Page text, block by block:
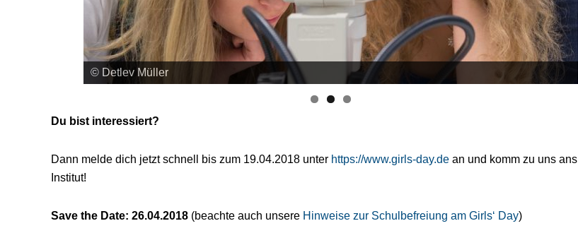
Du bist interessiert?
Dann melde dich jetzt schnell bis zum 19.04.2018 unter https://www.girls-day.de an und komm zu uns ans
Institut!
Save the Date: 26.04.2018 (beachte auch unsere Hinweise zur Schulbefreiung am Girls‘ Day)